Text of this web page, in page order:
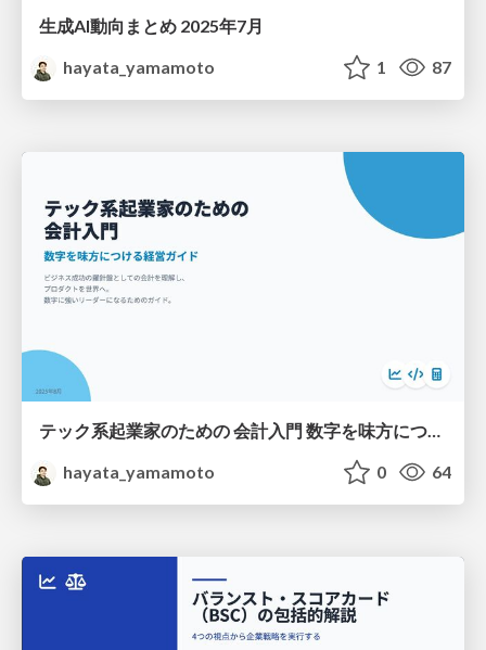
生成AI動向まとめ 2025年7月
hayata_yamamoto
1 87
hayata_yamamoto
0 64